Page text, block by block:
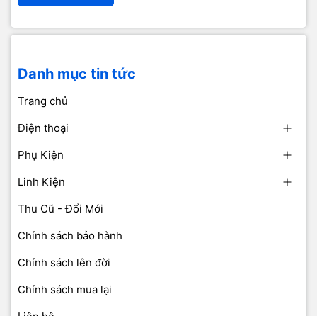
Danh mục tin tức
Trang chủ
Điện thoại
Phụ Kiện
Linh Kiện
Thu Cũ - Đổi Mới
Chính sách bảo hành
Chính sách lên đời
Chính sách mua lại